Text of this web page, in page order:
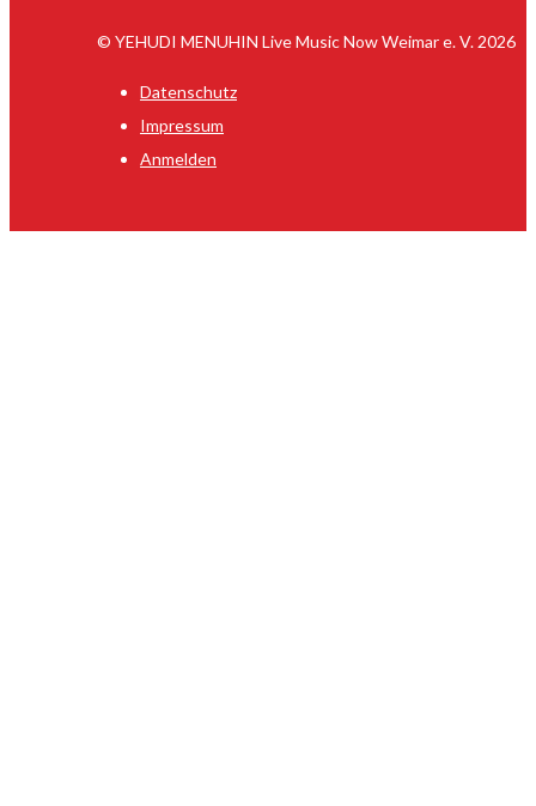
© YEHUDI MENUHIN Live Music Now Weimar e. V. 2026
Datenschutz
Impressum
Anmelden